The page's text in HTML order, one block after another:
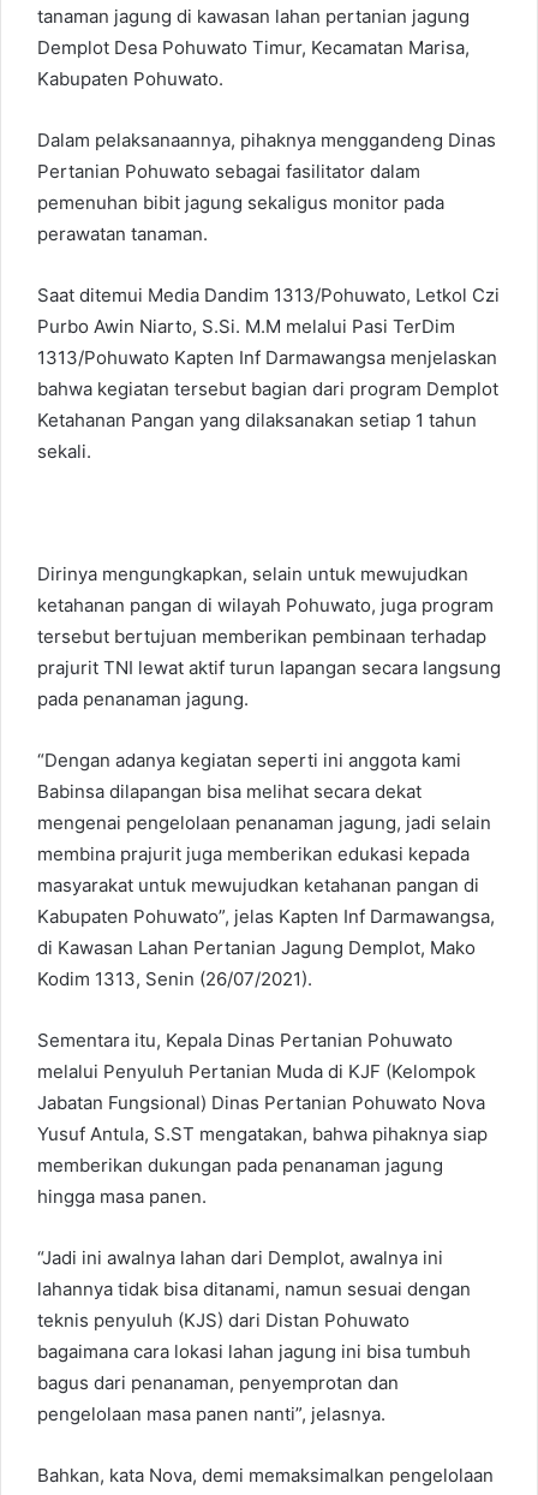
tanaman jagung di kawasan lahan pertanian jagung
Demplot Desa Pohuwato Timur, Kecamatan Marisa,
Kabupaten Pohuwato.
Dalam pelaksanaannya, pihaknya menggandeng Dinas
Pertanian Pohuwato sebagai fasilitator dalam
pemenuhan bibit jagung sekaligus monitor pada
perawatan tanaman.
Saat ditemui Media Dandim 1313/Pohuwato, Letkol Czi
Purbo Awin Niarto, S.Si. M.M melalui Pasi TerDim
1313/Pohuwato Kapten Inf Darmawangsa menjelaskan
bahwa kegiatan tersebut bagian dari program Demplot
Ketahanan Pangan yang dilaksanakan setiap 1 tahun
sekali.
Dirinya mengungkapkan, selain untuk mewujudkan
ketahanan pangan di wilayah Pohuwato, juga program
tersebut bertujuan memberikan pembinaan terhadap
prajurit TNI lewat aktif turun lapangan secara langsung
pada penanaman jagung.
“Dengan adanya kegiatan seperti ini anggota kami
Babinsa dilapangan bisa melihat secara dekat
mengenai pengelolaan penanaman jagung, jadi selain
membina prajurit juga memberikan edukasi kepada
masyarakat untuk mewujudkan ketahanan pangan di
Kabupaten Pohuwato”, jelas Kapten Inf Darmawangsa,
di Kawasan Lahan Pertanian Jagung Demplot, Mako
Kodim 1313, Senin (26/07/2021).
Sementara itu, Kepala Dinas Pertanian Pohuwato
melalui Penyuluh Pertanian Muda di KJF (Kelompok
Jabatan Fungsional) Dinas Pertanian Pohuwato Nova
Yusuf Antula, S.ST mengatakan, bahwa pihaknya siap
memberikan dukungan pada penanaman jagung
hingga masa panen.
“Jadi ini awalnya lahan dari Demplot, awalnya ini
lahannya tidak bisa ditanami, namun sesuai dengan
teknis penyuluh (KJS) dari Distan Pohuwato
bagaimana cara lokasi lahan jagung ini bisa tumbuh
bagus dari penanaman, penyemprotan dan
pengelolaan masa panen nanti”, jelasnya.
Bahkan, kata Nova, demi memaksimalkan pengelolaan